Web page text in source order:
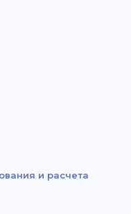
и расчета